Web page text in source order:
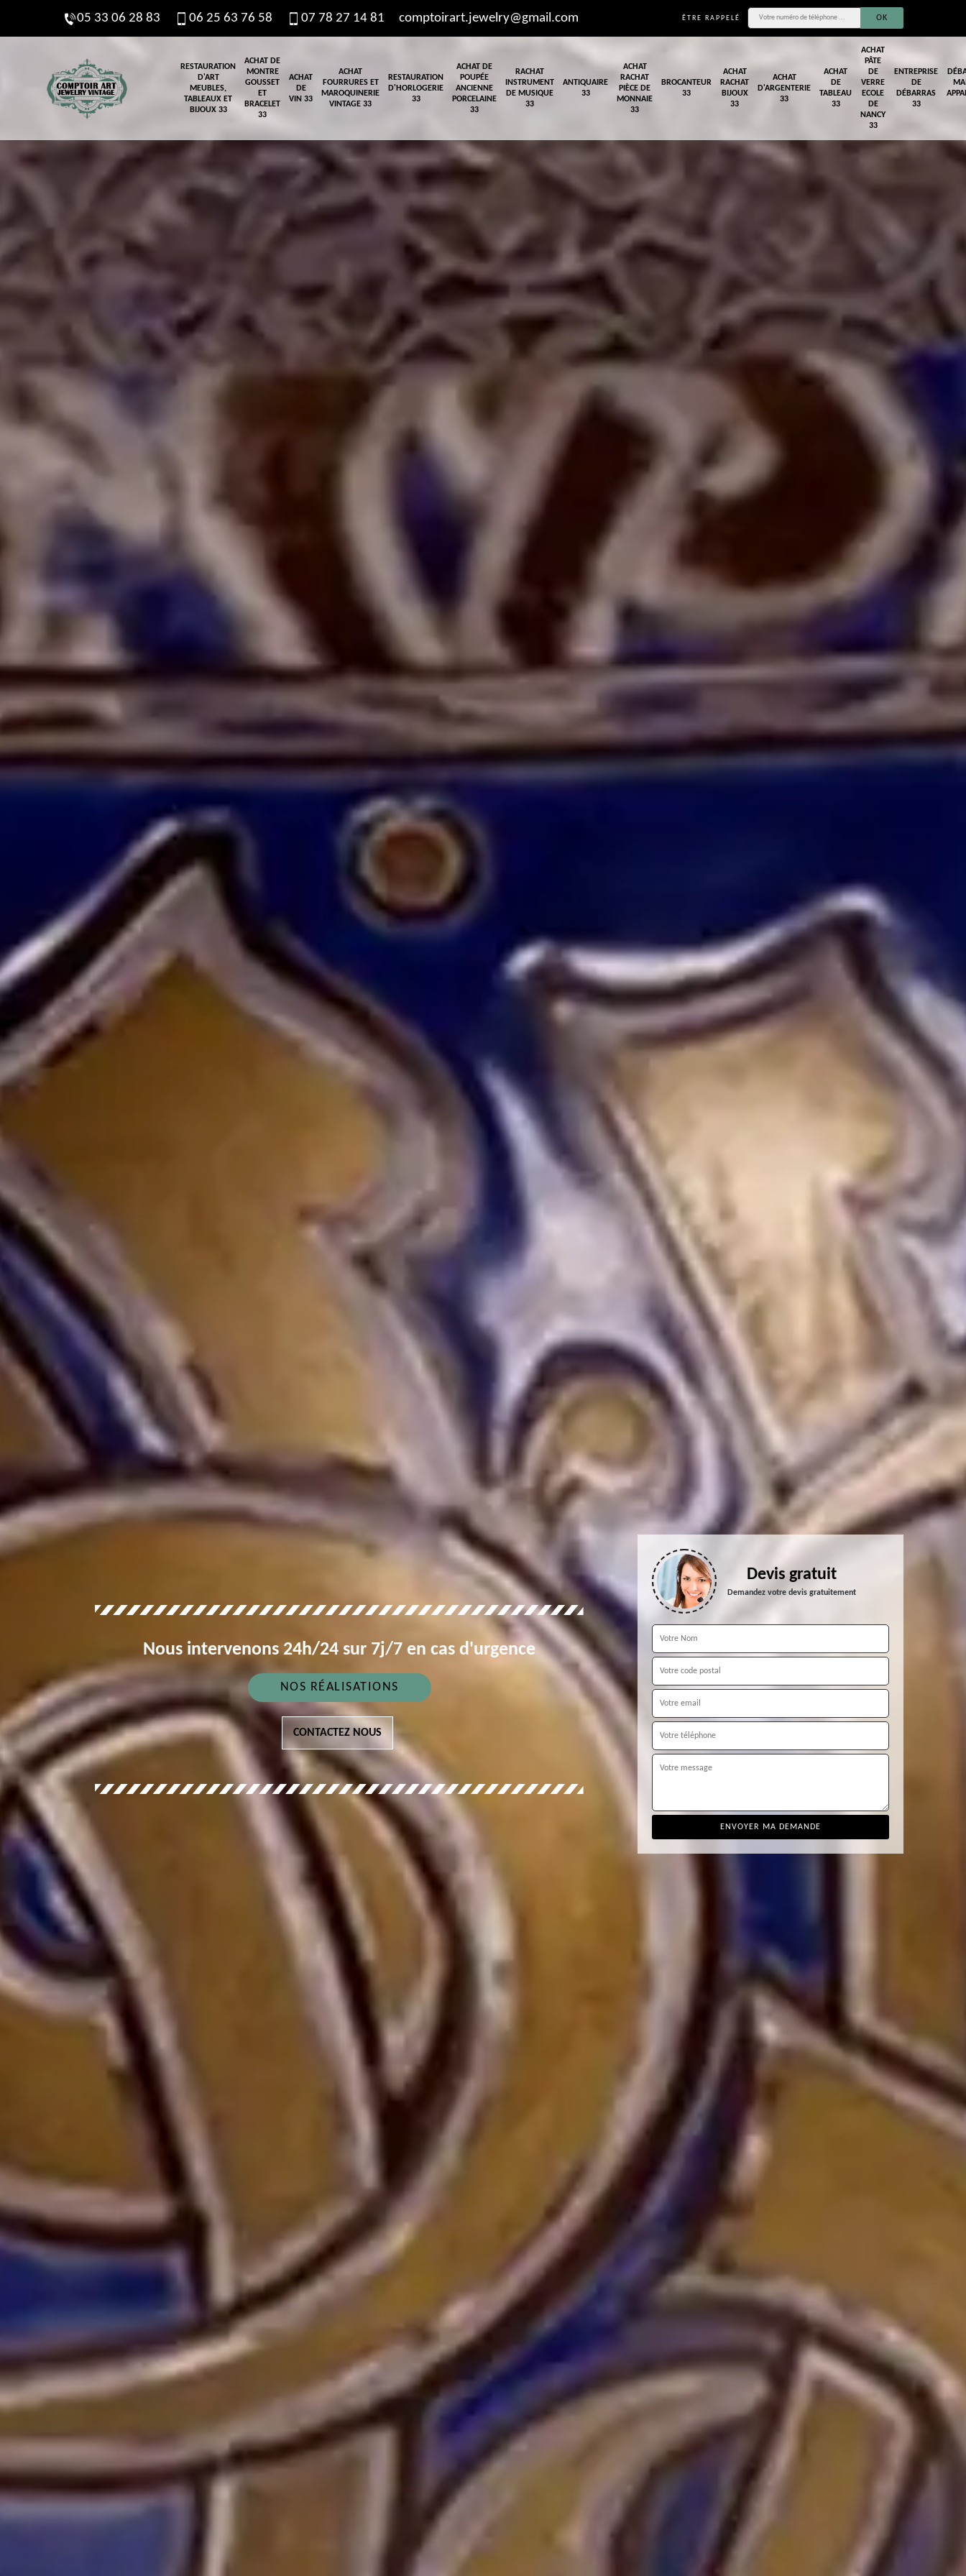
05 33 06 28 83 06 25 63 76 58 07 78 27 14 81 comptoirart.jewelry@gmail.com ÊTRE RAPPELÉ
RESTAURATION
D'ART
MEUBLES,
TABLEAUX ET
BIJOUX 33
ACHAT DE
MONTRE
GOUSSET
ET
BRACELET
33
ACHAT
DE
VIN 33
ACHAT
FOURRURES ET
MAROQUINERIE
VINTAGE 33
RESTAURATION
D'HORLOGERIE
33
ACHAT DE
POUPÉE
ANCIENNE
PORCELAINE
33
RACHAT
INSTRUMENT
DE MUSIQUE
33
ANTIQUAIRE
33
ACHAT
RACHAT
PIÈCE DE
MONNAIE
33
BROCANTEUR
33
ACHAT
RACHAT
BIJOUX
33
ACHAT
D'ARGENTERIE
33
ACHAT
DE
TABLEAU
33
ACHAT
PÂTE
DE
VERRE
ECOLE
DE
NANCY
33
ENTREPRISE
DE
DÉBARRAS
33
Nous intervenons 24h/24 sur 7j/7 en cas d'urgence
NOS RÉALISATIONS
CONTACTEZ NOUS
Devis gratuit
Demandez votre devis gratuitement